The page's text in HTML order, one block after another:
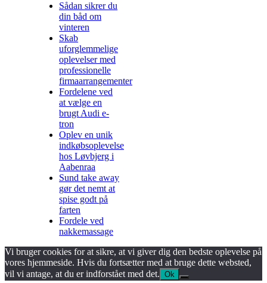
Sådan sikrer du
din båd om
vinteren
Skab
uforglemmelige
oplevelser med
professionelle
firmaarrangementer
Fordelene ved
at vælge en
brugt Audi e-
tron
Oplev en unik
indkøbsoplevelse
hos Løvbjerg i
Aabenraa
Sund take away
gør det nemt at
spise godt på
farten
Fordele ved
nakkemassage
Vi bruger cookies for at sikre, at vi giver dig den bedste oplevelse på
vores hjemmeside. Hvis du fortsætter med at bruge dette websted,
vil vi antage, at du er indforstået med det. Ok